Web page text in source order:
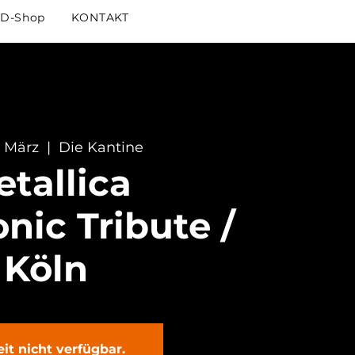
Shop KONTAKT
März
  |
Die Kantine
Tribute /
Köln
nicht verfügbar.